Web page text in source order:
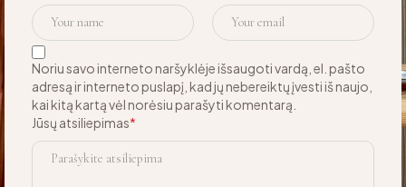
Jūsų atsiliepimas*
Noriu savo interneto naršyklėje išsaugoti vardą, el. pašto
adresą ir interneto puslapį, kad jų nebereiktų įvesti iš naujo,
kai kitą kartą vėl norėsiu parašyti komentarą.